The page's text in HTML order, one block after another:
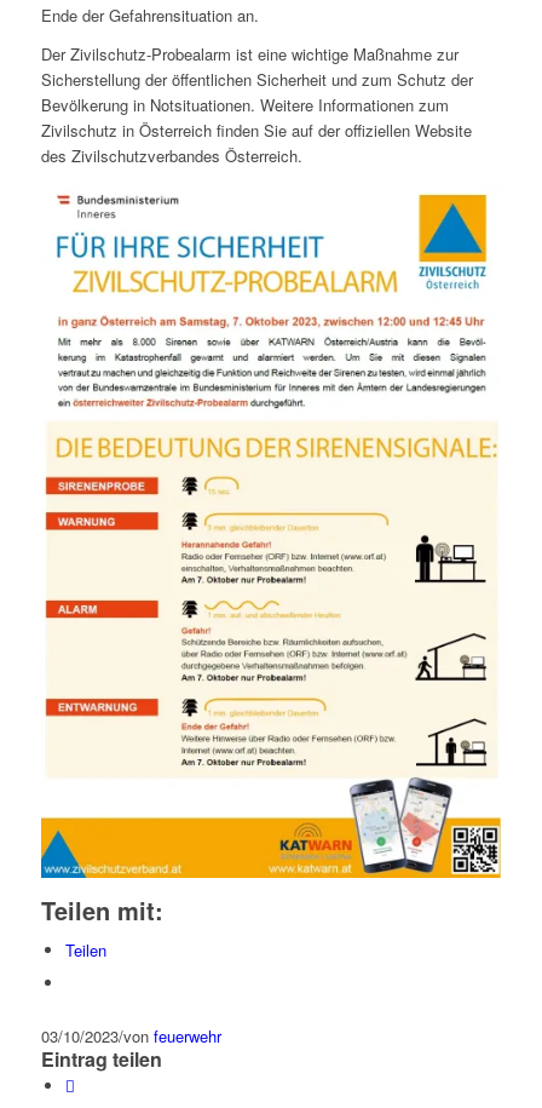
Ende der Gefahrensituation an.
Der Zivilschutz-Probealarm ist eine wichtige Maßnahme zur
Sicherstellung der öffentlichen Sicherheit und zum Schutz der
Bevölkerung in Notsituationen. Weitere Informationen zum
Zivilschutz in Österreich finden Sie auf der offiziellen Website
des Zivilschutzverbandes Österreich.
Teilen mit:
Teilen
03/10/2023/von feuerwehr
Eintrag teilen